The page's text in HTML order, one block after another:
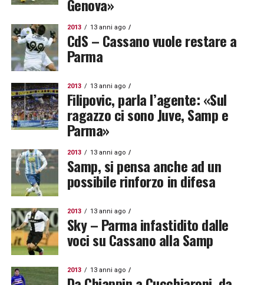
Genova»
2013 13 anni ago
CdS – Cassano vuole restare a
Parma
2013 13 anni ago
Filipovic, parla l’agente: «Sul
ragazzo ci sono Juve, Samp e
Parma»
2013 13 anni ago
Samp, si pensa anche ad un
possibile rinforzo in difesa
2013 13 anni ago
Sky – Parma infastidito dalle
voci su Cassano alla Samp
2013 13 anni ago